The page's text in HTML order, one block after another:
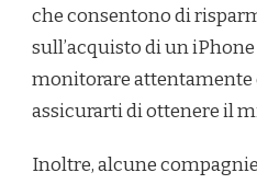
che consentono di
sull’acquisto di un iPhone
monitorare attentamente
assicurarti di ottenere il
Inoltre, alcune